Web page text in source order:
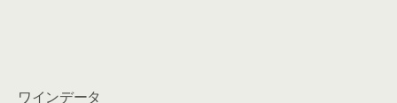
ワインデータ